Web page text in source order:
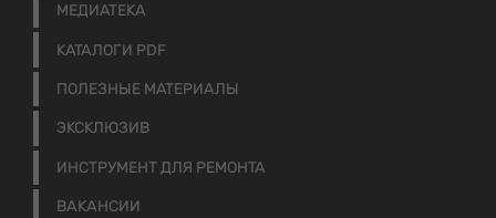
МЕДИАТЕКА
КАТАЛОГИ PDF
ПОЛЕЗНЫЕ МАТЕРИАЛЫ
ЭКСКЛЮЗИВ
ИНСТРУМЕНТ ДЛЯ РЕМОНТА
ВАКАНСИИ